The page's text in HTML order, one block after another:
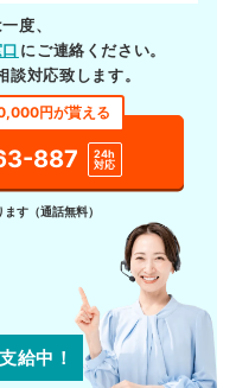
度、
にご連絡ください。
対応致します。
円が貰える
887
24h
対応
す（通話無料）
給中！